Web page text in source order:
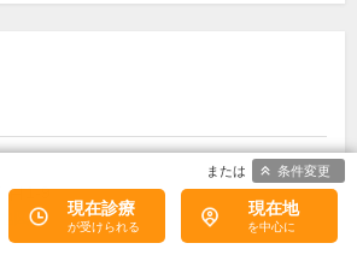
目1-9
[地図]
現在診療 現在地
条件変更